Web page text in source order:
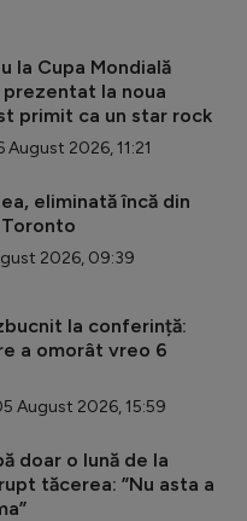
la Cupa Mondială
la noua
primit ca un star rock
August 2026, 11:21
eliminată încă din
2026, 09:39
la conferință:
a omorât vreo 6
August 2026, 15:59
doar o lună de la
tăcerea: ”Nu asta a